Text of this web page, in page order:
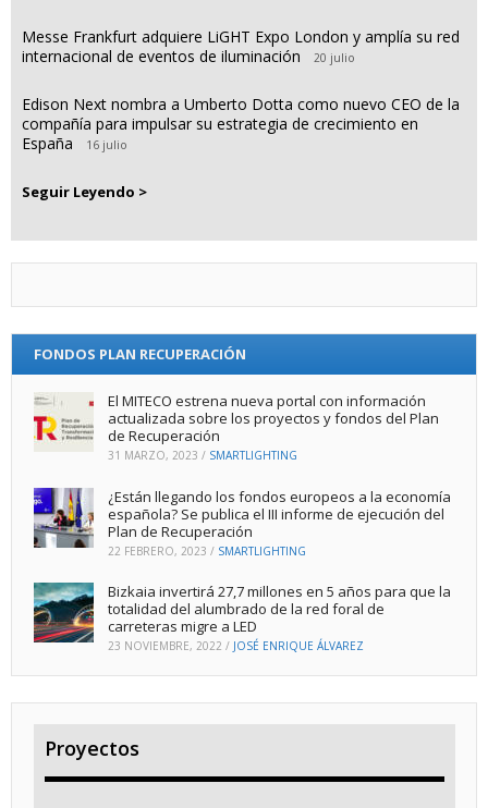
Messe Frankfurt adquiere LiGHT Expo London y amplía su red
internacional de eventos de iluminación
20 julio
Edison Next nombra a Umberto Dotta como nuevo CEO de la
compañía para impulsar su estrategia de crecimiento en
España
16 julio
Seguir Leyendo >
FONDOS PLAN RECUPERACIÓN
El MITECO estrena nueva portal con información
actualizada sobre los proyectos y fondos del Plan
de Recuperación
31 MARZO, 2023 / SMARTLIGHTING
¿Están llegando los fondos europeos a la economía
española? Se publica el III informe de ejecución del
Plan de Recuperación
22 FEBRERO, 2023 / SMARTLIGHTING
Bizkaia invertirá 27,7 millones en 5 años para que la
totalidad del alumbrado de la red foral de
carreteras migre a LED
23 NOVIEMBRE, 2022 / JOSÉ ENRIQUE ÁLVAREZ
Proyectos